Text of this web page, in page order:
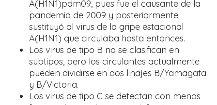
A(H1N1)pdm09, pues fue el causante de la
pandemia de 2009 y posteriormente
sustituyó al virus de la gripe estacional
A(H1N1) que circulaba hasta entonces.
Los virus de tipo B no se clasifican en
subtipos, pero los circulantes actualmente
pueden dividirse en dos linajes B/Yamagata
y B/Victoria.
Los virus de tipo C se detectan con menos